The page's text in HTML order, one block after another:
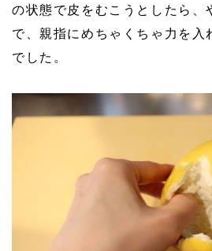
の状態で皮をむこうとしたら、
で、親指にめちゃくちゃ力を入
でした。